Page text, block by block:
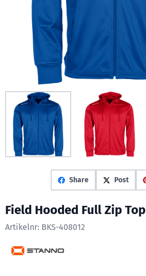
Share Post
Field Hooded Full Zip Top
Artikelnr: BKS-408012